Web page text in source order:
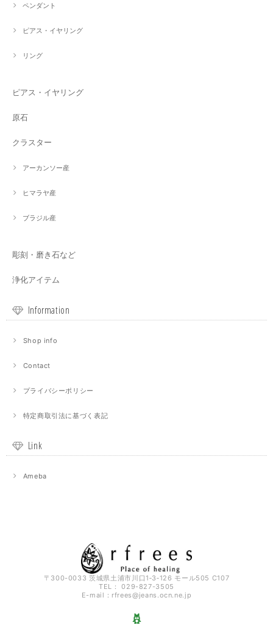
ペンダント
ピアス・イヤリング
リング
ピアス・イヤリング
原石
クラスター
アーカンソー産
ヒマラヤ産
ブラジル産
彫刻・磨き石など
浄化アイテム
Information
Shop info
Contact
プライバシーポリシー
特定商取引法に基づく表記
Link
Ameba
〒300-0033 茨城県土浦市川口1‐3‐126 モール505 C107
TEL： 029-827-3505
E-mail： rfrees@jeans.ocn.ne.jp